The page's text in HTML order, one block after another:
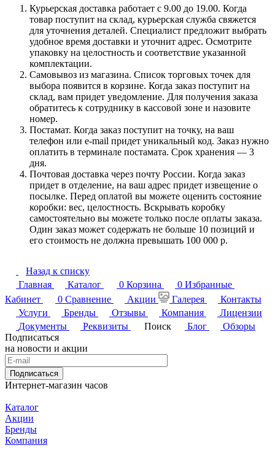
Курьерская доставка работает с 9.00 до 19.00. Когда
товар поступит на склад, курьерская служба свяжется
для уточнения деталей. Специалист предложит выбрать
удобное время доставки и уточнит адрес. Осмотрите
упаковку на целостность и соответствие указанной
комплектации.
Самовывоз из магазина. Список торговых точек для
выбора появится в корзине. Когда заказ поступит на
склад, вам придет уведомление. Для получения заказа
обратитесь к сотруднику в кассовой зоне и назовите
номер.
Постамат. Когда заказ поступит на точку, на ваш
телефон или e-mail придет уникальный код. Заказ нужно
оплатить в терминале постамата. Срок хранения — 3
дня.
Почтовая доставка через почту России. Когда заказ
придет в отделение, на ваш адрес придет извещение о
посылке. Перед оплатой вы можете оценить состояние
коробки: вес, целостность. Вскрывать коробку
самостоятельно вы можете только после оплаты заказа.
Один заказ может содержать не больше 10 позиций и
его стоимость не должна превышать 100 000 р.
Назад к списку
Главная
Каталог 0 Корзина 0 Избранные
Кабинет
0 Сравнение Акции Галерея
Контакты
Услуги
Бренды Отзывы Компания
Лицензии
Документы
Реквизиты Поиск Блог
Обзоры
Подписаться
на новости и акции
Подписаться
Интернет-магазин часов
Каталог
Акции
Бренды
Компания